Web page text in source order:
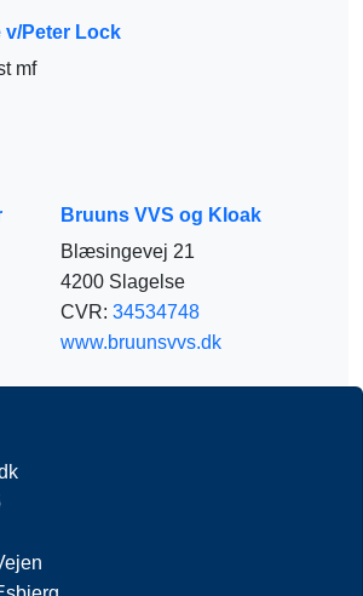
v/Peter Lock
mf
Bruuns VVS og Kloak
Blæsingevej 21
4200 Slagelse
CVR: 34534748
www.bruunsvvs.dk